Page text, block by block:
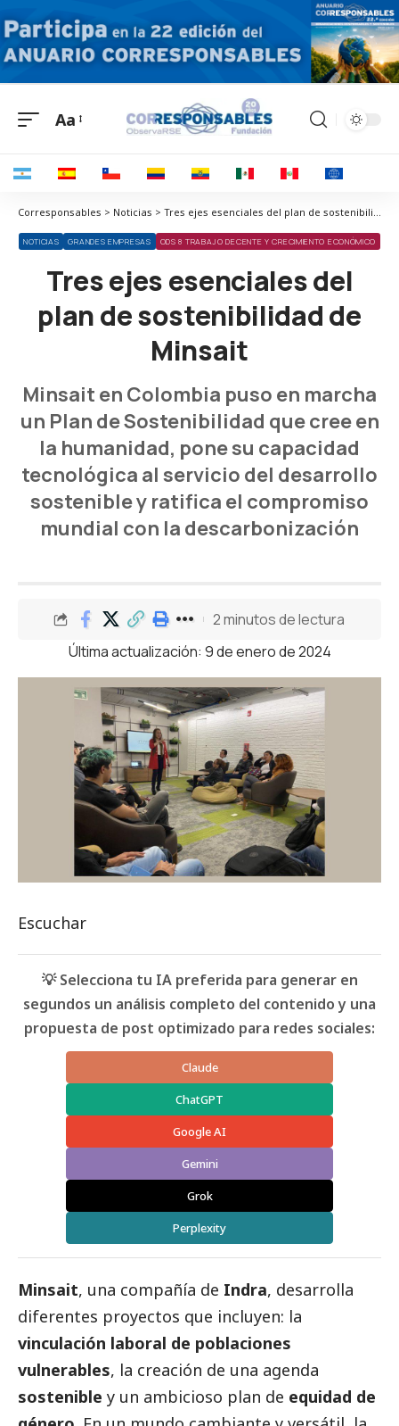
Aa
Corresponsables > Noticias > Tres ejes esenciales del plan de sostenibilidad de Minsait
NOTICIAS GRANDES EMPRESAS ODS 8 TRABAJO DECENTE Y CRECIMIENTO ECONÓMICO
Tres ejes esenciales del
plan de sostenibilidad de
Minsait
Minsait en Colombia puso en marcha
un Plan de Sostenibilidad que cree en
la humanidad, pone su capacidad
tecnológica al servicio del desarrollo
sostenible y ratifica el compromiso
mundial con la descarbonización
Última actualización: 9 de enero de 2024
2 minutos de lectura
Escuchar
💡 Selecciona tu IA preferida para generar en
segundos un análisis completo del contenido y una
propuesta de post optimizado para redes sociales:
Claude
ChatGPT
Google AI
Gemini
Grok
Perplexity
Minsait, una compañía de Indra, desarrolla
diferentes proyectos que incluyen: la
vinculación laboral de poblaciones
vulnerables, la creación de una agenda
sostenible y un ambicioso plan de equidad de